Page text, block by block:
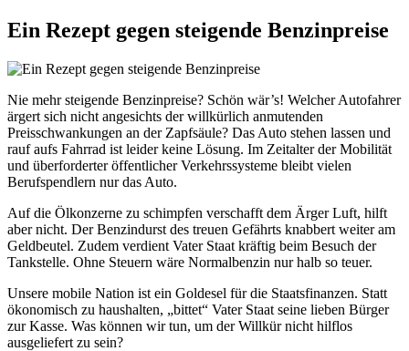
Ein Rezept gegen steigende Benzinpreise
Nie mehr steigende Benzinpreise? Schön wär’s! Welcher Autofahrer
ärgert sich nicht angesichts der willkürlich anmutenden
Preisschwankungen an der Zapfsäule? Das Auto stehen lassen und
rauf aufs Fahrrad ist leider keine Lösung. Im Zeitalter der Mobilität
und überforderter öffentlicher Verkehrssysteme bleibt vielen
Berufspendlern nur das Auto.
Auf die Ölkonzerne zu schimpfen verschafft dem Ärger Luft, hilft
aber nicht. Der Benzindurst des treuen Gefährts knabbert weiter am
Geldbeutel. Zudem verdient Vater Staat kräftig beim Besuch der
Tankstelle. Ohne Steuern wäre Normalbenzin nur halb so teuer.
Unsere mobile Nation ist ein Goldesel für die Staatsfinanzen. Statt
ökonomisch zu haushalten, „bittet“ Vater Staat seine lieben Bürger
zur Kasse. Was können wir tun, um der Willkür nicht hilflos
ausgeliefert zu sein?